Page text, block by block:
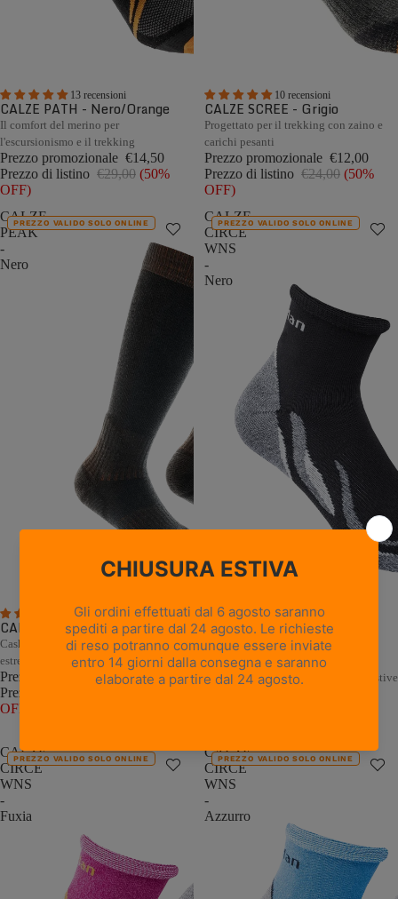
13 recensioni
CALZE PATH - Nero/Orange
Il comfort del merino per
l'escursionismo e il trekking
Prezzo promozionale €14,50
Prezzo di listino €29,00 (50%
OFF)
10 recensioni
CALZE SCREE - Grigio
Progettato per il trekking con zaino e
carichi pesanti
Prezzo promozionale €12,00
Prezzo di listino €24,00 (50%
OFF)
CALZE
PEAK
-
Nero
5 recensioni
PREZZO VALIDO SOLO ONLINE
CALZE PEAK - Nero
Cashmere e Merino per il freddo
estremo
Prezzo promozionale €22,00
Prezzo di listino
OFF)
CALZE
CIRCE
WNS
-
Nero
1 recensione
PREZZO VALIDO SOLO ONLINE
CALZE CIRCE WNS - Nero
Comfort naturale per le escursioni estive
CALZE
CIRCE
WNS
-
Fuxia
PREZZO VALIDO SOLO ONLINE
CALZE
CIRCE
WNS
-
Azzurro
PREZZO VALIDO SOLO ONLINE